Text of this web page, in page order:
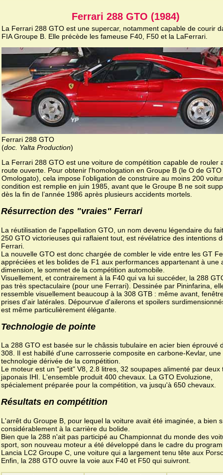
Ferrari 288 GTO (1984)
La Ferrari 288 GTO est une supercar, notamment capable de courir
FIA Groupe B. Elle précède les fameuse F40, F50 et la LaFerrari.
Ferrari 288 GTO
(doc. Yalta Production)
La Ferrari 288 GTO est une voiture de compétition capable de rouler
route ouverte. Pour obtenir l'homologation en Groupe B (le O de GTO
Omologato), cela impose l'obligation de construire au moins 200
condition est remplie en juin 1985, avant que le Groupe B ne soit
dès la fin de l’année 1986 après plusieurs accidents mortels.
Résurrection des "vraies" Ferrari
La réutilisation de l'appellation GTO, un nom devenu légendaire du
250 GTO victorieuses qui raflaient tout, est révélatrice des intentions
Ferrari.
La nouvelle GTO est donc chargée de combler le vide entre les GT
appréciées et les bolides de F1 aux performances appartenant à une
dimension, le sommet de la compétition automobile.
Visuellement, et contrairement à la F40 qui va lui succéder, la 288
pas très spectaculaire (pour une Ferrari). Dessinée par Pininfarina,
ressemble visuellement beaucoup à la 308 GTB : même avant,
prises d'air latérales. Dépourvue d'ailerons et spoilers
est même particulièrement élégante.
Technologie de pointe
La 288 GTO est basée sur le châssis tubulaire en acier bien éprouvé
308. Il est habillé d'une carrosserie composite en carbone-Kevlar, une
technologie dérivée de la compétition.
Le moteur est un "petit" V8, 2.8 litres, 32 soupapes alimenté par deux
japonais IHI. L'ensemble produit 400 chevaux. La GTO Evoluzione,
spécialement préparée pour la compétition, va jusqu'à 650 chevaux.
Résultats en compétition
L'arrêt du Groupe B, pour lequel la voiture avait été imaginée, a bien
considérablement à la carrière du bolide.
Bien que la 288 n'ait pas participé au Championnat du monde des
sport, son nouveau moteur a été développé dans le cadre du
Lancia LC2 Groupe C, une voiture qui a largement tenu tête aux
Enfin, la 288 GTO ouvre la voie aux F40 et F50 qui suivront.